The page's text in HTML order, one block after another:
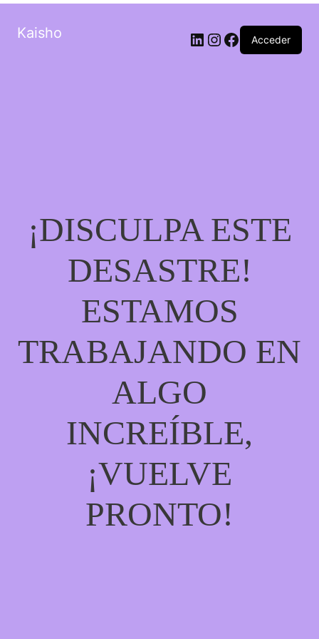
Kaisho LinkedIn Instagram Facebook Acceder
¡DISCULPA ESTE
DESASTRE!
ESTAMOS
TRABAJANDO EN
ALGO
INCREÍBLE,
¡VUELVE
PRONTO!